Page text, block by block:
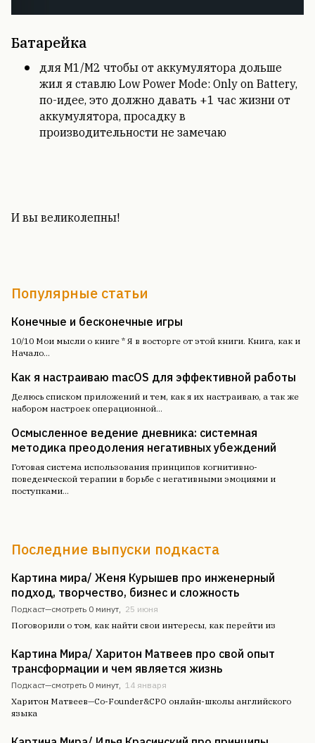
Батарейка
для M1/M2 чтобы от аккумулятора дольше
жил я ставлю Low Power Mode: Only on Battery,
по-идее, это должно давать +1 час жизни от
аккумулятора, просадку в
производительности не замечаю
И вы великолепны!
Популярные статьи
Конечные и бесконечные игры
10/10 Мои мысли о книге * Я в восторге от этой книги. Книга, как и
Начало...
Как я настраиваю macOS для эффективной работы
Делюсь списком приложений и тем, как я их настраиваю, а так же
набором настроек операционной...
Осмысленное ведение дневника: системная
методика преодоления негативных убеждений
Готовая система использования принципов когнитивно-
поведенческой терапии в борьбе с негативными эмоциями и
поступками...
Последние выпуски подкаста
Картина мира/ Женя Курышев про инженерный
подход, творчество, бизнес и сложность
Подкаст—смотреть 0 минут, 25 июня
Поговорили о том, как найти свои интересы, как перейти из
Картина Мира/ Харитон Матвеев про свой опыт
трансформации и чем является жизнь
Подкаст—смотреть 0 минут, 14 января
Харитон Матвеев—Co-Founder&CPO онлайн-школы английского
языка